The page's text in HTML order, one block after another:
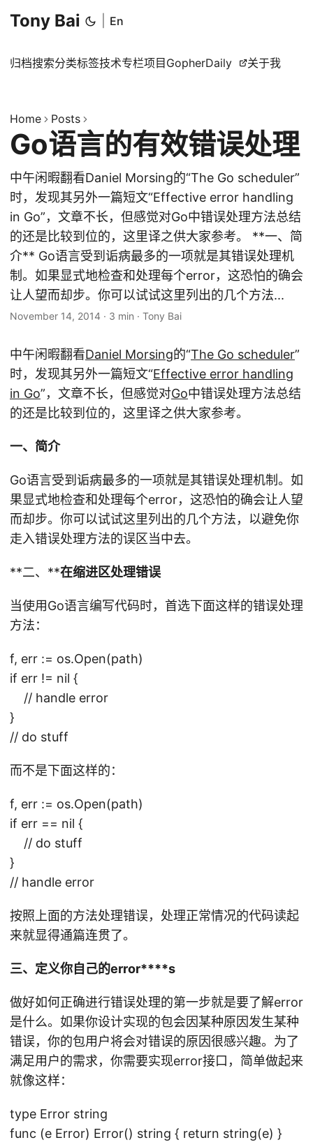
Tony Bai En
归档搜索分类标签技术专栏项目 GopherDaily 关于我
Home Posts
Go语言的有效错误处理
中午闲暇翻看Daniel Morsing的“The Go scheduler”
时，发现其另外一篇短文“Effective error handling
in Go”，文章不长，但感觉对Go中错误处理方法总结
的还是比较到位的，这里译之供大家参考。 **一、简
介** Go语言受到诟病最多的一项就是其错误处理机
制。如果显式地检查和处理每个error，这恐怕的确会
让人望而却步。你可以试试这里列出的几个方法...
November 14, 2014 · 3 min · Tony Bai
中午闲暇翻看Daniel Morsing的“The Go scheduler”
时，发现其另外一篇短文“Effective error handling
in Go”，文章不长，但感觉对Go中错误处理方法总结
的还是比较到位的，这里译之供大家参考。
一、简介
Go语言受到诟病最多的一项就是其错误处理机制。如
果显式地检查和处理每个error，这恐怕的确会让人望
而却步。你可以试试这里列出的几个方法，以避免你
走入错误处理方法的误区当中去。
**二、**在缩进区处理错误
当使用Go语言编写代码时，首选下面这样的错误处理
方法：
f, err := os.Open(path)
if err != nil {
// handle error
}
// do stuff
而不是下面这样的：
f, err := os.Open(path)
if err == nil {
// do stuff
}
// handle error
按照上面的方法处理错误，处理正常情况的代码读起
来就显得通篇连贯了。
三、定义你自己的error****s
做好如何正确进行错误处理的第一步就是要了解error
是什么。如果你设计实现的包会因某种原因发生某种
错误，你的包用户将会对错误的原因很感兴趣。为了
满足用户的需求，你需要实现error接口，简单做起来
就像这样：
type Error string
func (e Error) Error() string { return string(e) }